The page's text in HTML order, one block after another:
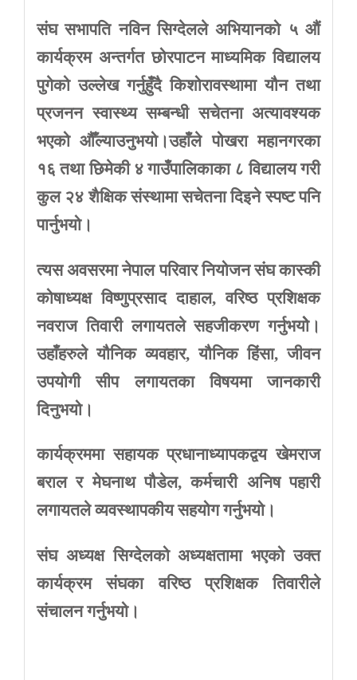
संघ सभापति नविन सिग्देलले अभियानको ५ औं
कार्यक्रम अन्तर्गत छोरपाटन माध्यमिक विद्यालय
पुगेको उल्लेख गर्नुहुँदै किशोरावस्थामा यौन तथा
प्रजनन स्वास्थ्य सम्बन्धी सचेतना अत्यावश्यक
भएको औँल्याउनुभयो।उहाँले पोखरा महानगरका
१६ तथा छिमेकी ४ गाउँपालिकाका ८ विद्यालय गरी
कुल २४ शैक्षिक संस्थामा सचेतना दिइने स्पष्ट पनि
पार्नुभयो।
त्यस अवसरमा नेपाल परिवार नियोजन संघ कास्की
कोषाध्यक्ष विष्णुप्रसाद दाहाल,वरिष्ठ प्रशिक्षक
नवराज तिवारी लगायतले सहजीकरण गर्नुभयोे।
उहाँहरुले यौनिक व्यवहार,यौनिक हिंसा,जीवन
उपयोगी
सीप लगायतका विषयमा
जानकारी
दिनुभयो।
कार्यक्रममा सहायक प्रधानाध्यापकद्वय खेमराज
बराल र मेघनाथ पौडेल,कर्मचारी अनिष पहारी
लगायतले व्यवस्थापकीय सहयोग गर्नुभयो।
संघ अध्यक्ष सिग्देलको अध्यक्षतामा भएको उक्त
कार्यक्रम
संघका वरिष्ठ प्रशिक्षक
तिवारीले
संचालन गर्नुभयो।